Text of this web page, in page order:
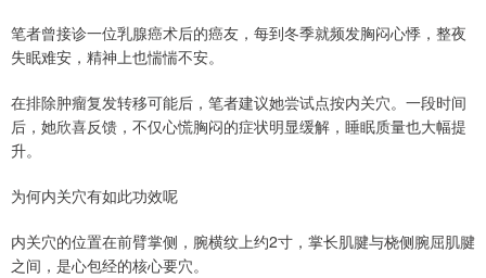
笔者曾接诊一位乳腺癌术后的癌友，每到冬季就频发胸闷心悸，整夜
失眠难安，精神上也惴惴不安。
在排除肿瘤复发转移可能后，笔者建议她尝试点按内关穴。一段时间
后，她欣喜反馈，不仅心慌胸闷的症状明显缓解，睡眠质量也大幅提
升。
为何内关穴有如此功效呢
内关穴的位置在前臂掌侧，腕横纹上约2寸，掌长肌腱与桡侧腕屈肌腱
之间，是心包经的核心要穴。